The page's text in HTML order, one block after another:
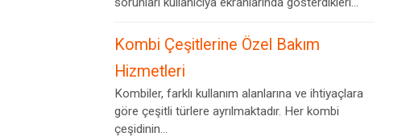
Kombi Çeşitlerine Özel Bakım
Hizmetleri
Kombiler, farklı kullanım alanlarına ve ihtiyaçlara
göre çeşitli türlere ayrılmaktadır. Her kombi
çeşidinin...